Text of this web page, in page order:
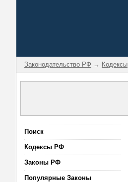
Законодательство РФ → Кодексы
Поиск
Кодексы РФ
Законы РФ
Популярные Законы